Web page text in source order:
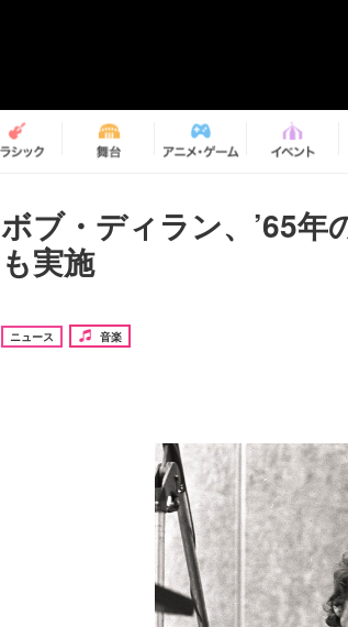
ボブ・ディラン、’65年
も実施
ニュース 音楽